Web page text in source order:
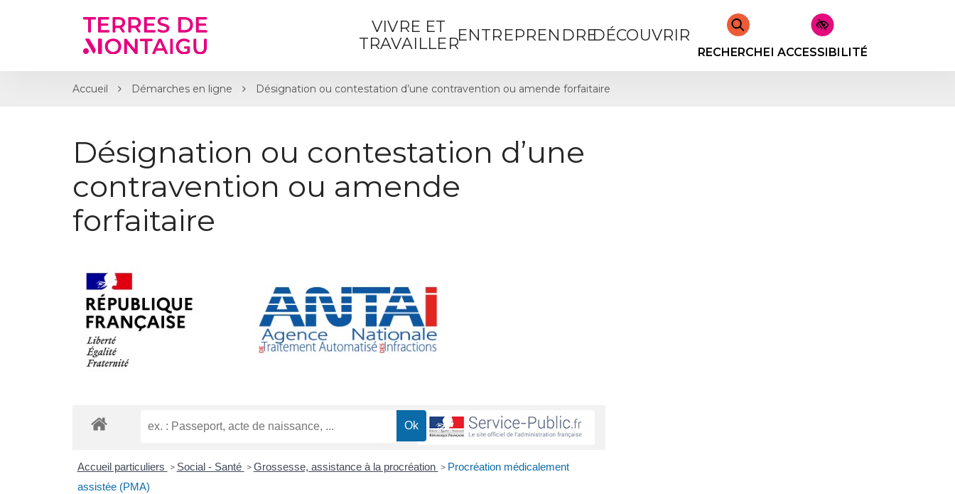
VIVRE ET
TRAVAILLERENTREPRENDREDÉCOUVRIR
RECHERCHERACCESSIBILITÉ
Accueil Démarches en ligne Désignation ou contestation d’une contravention ou amende forfaitaire
Désignation ou contestation d’une
contravention ou amende
forfaitaire
Accueil particuliers > Social - Santé > Grossesse, assistance à la procréation > Procréation médicalement
assistée (PMA)